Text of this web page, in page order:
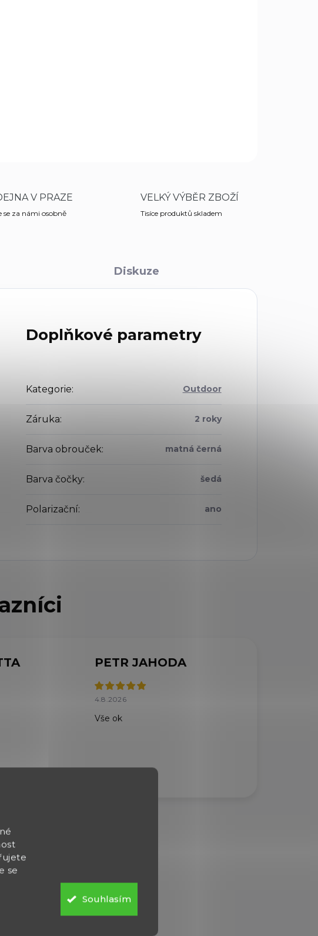
se
Souhlasím
V PRAZE
se za námi osobně
VELKÝ VÝBĚR ZBOŽÍ
Tisíce produktů skladem
Diskuze
Doplňkové parametry
Kategorie: Outdoor
Záruka: 2 roky
Barva obrouček: matná černá
Barva čočky: šedá
Polarizační: ano
PETR JAHODA
4.8.2026
Vše ok